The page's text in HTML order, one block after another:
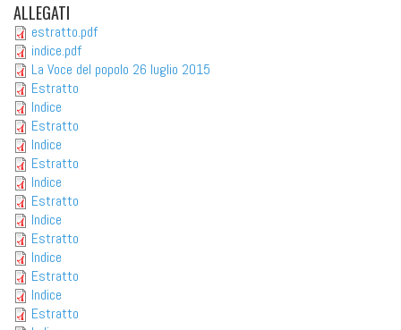
ALLEGATI
estratto.pdf
indice.pdf
La Voce del popolo 26 luglio 2015
Estratto
Indice
Estratto
Indice
Estratto
Indice
Estratto
Indice
Estratto
Indice
Estratto
Indice
Estratto